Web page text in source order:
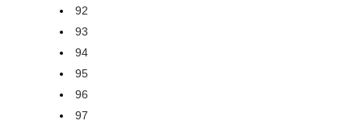
92
93
94
95
96
97